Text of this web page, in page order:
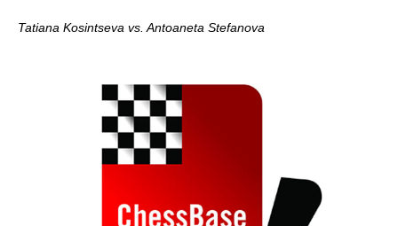
Tatiana Kosintseva vs. Antoaneta Stefanova